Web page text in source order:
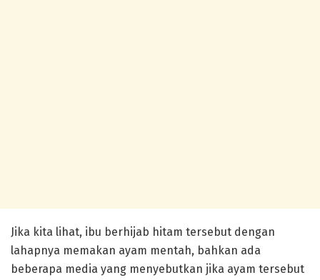
Jika kita lihat, ibu berhijab hitam tersebut dengan
lahapnya memakan ayam mentah, bahkan ada
beberapa media yang menyebutkan jika ayam tersebut